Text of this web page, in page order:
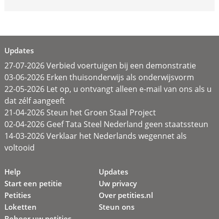
Updates
27-07-2026 Verbied voertuigen bij een demonstratie
03-06-2026 Erken thuisonderwijs als onderwijsvorm
22-05-2026 Let op, u ontvangt alleen e-mail van ons als u
dat zélf aangeeft
21-04-2026 Steun het Groen Staal Project
02-04-2026 Geef Tata Steel Nederland geen staatssteun
14-03-2026 Verklaar het Nederlands wegennet als
voltooid
Help
Start een petitie
Petities
Loketten
Updates
Uw privacy
Over petities.nl
Steun ons